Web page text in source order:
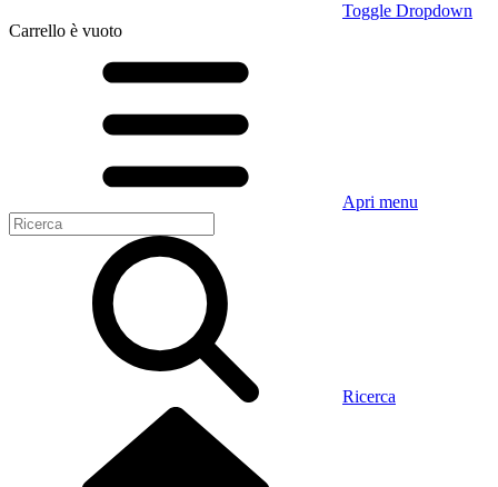
Toggle Dropdown
Carrello è vuoto
Apri menu
Ricerca